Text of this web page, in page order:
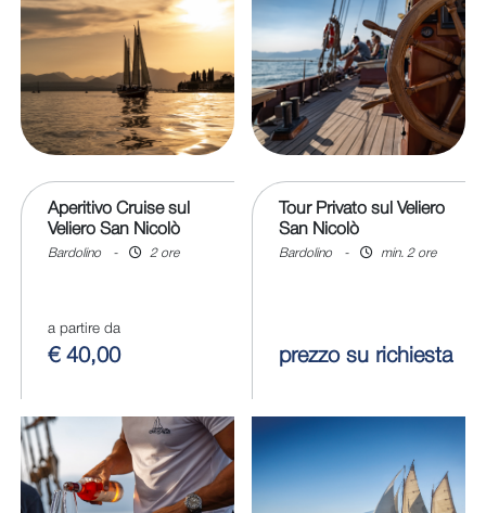
Aperitivo Cruise sul
Veliero San Nicolò
Bardolino - 2 ore
a partire da
€ 40,00
Tour Privato sul Veliero
San Nicolò
Bardolino - min. 2 ore
prezzo su richiesta